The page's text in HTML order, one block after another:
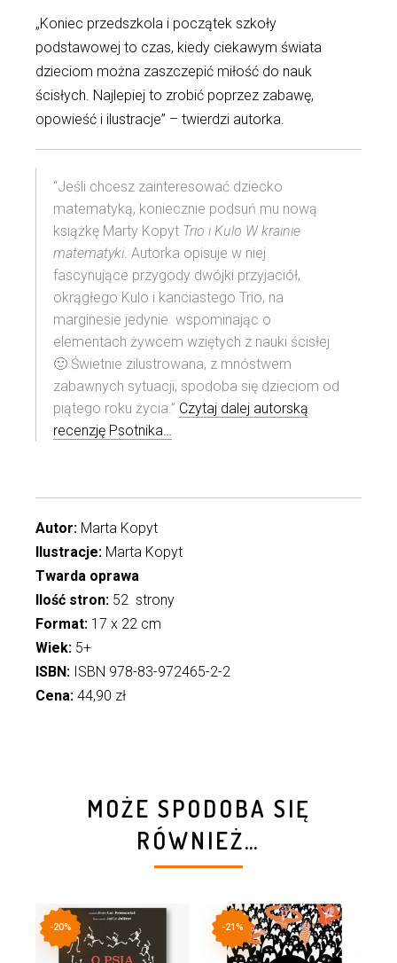
„Koniec przedszkola i początek szkoły
podstawowej to czas, kiedy ciekawym świata
dzieciom można zaszczepić miłość do nauk
ścisłych. Najlepiej to zrobić poprzez zabawę,
opowieść i ilustracje” – twierdzi autorka.
“Jeśli chcesz zainteresować dziecko
matematyką, koniecznie podsuń mu nową
książkę Marty Kopyt Trio i Kulo W krainie
matematyki. Autorka opisuje w niej
fascynujące przygody dwójki przyjaciół,
okrągłego Kulo i kanciastego Trio, na
marginesie jedynie wspominając o
elementach żywcem wziętych z nauki ścisłej
🙂 Świetnie zilustrowana, z mnóstwem
zabawnych sytuacji, spodoba się dzieciom od
piątego roku życia.” Czytaj dalej autorską
recenzję Psotnika…
Autor: Marta Kopyt
Ilustracje: Marta Kopyt
Twarda oprawa
Ilość stron: 52 strony
Format: 17 x 22 cm
Wiek: 5+
ISBN: ISBN 978-83-972465-2-2
Cena: 44,90 zł
MOŻE SPODOBA SIĘ
RÓWNIEŻ…
-20% -21%